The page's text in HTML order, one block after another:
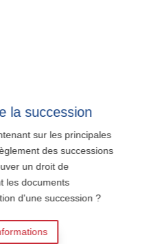
la succession
sur les principales
des successions
un droit de
les documents
d'une succession ?